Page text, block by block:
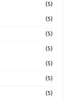
(5)
(5)
(5)
(5)
(5)
(5)
(5)